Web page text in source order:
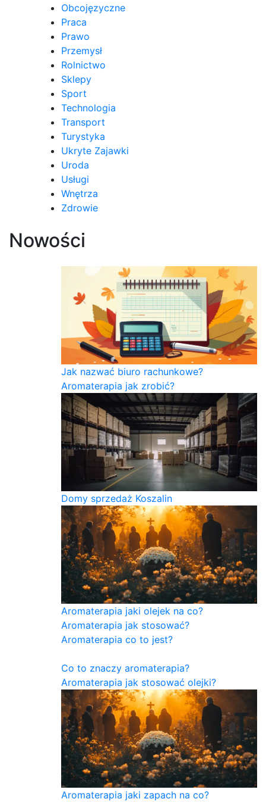
Obcojęzyczne
Praca
Prawo
Przemysł
Rolnictwo
Sklepy
Sport
Technologia
Transport
Turystyka
Ukryte Zajawki
Uroda
Usługi
Wnętrza
Zdrowie
Nowości
Jak nazwać biuro rachunkowe?
Aromaterapia jak zrobić?
Domy sprzedaż Koszalin
Aromaterapia jaki olejek na co?
Aromaterapia jak stosować?
Aromaterapia co to jest?
Co to znaczy aromaterapia?
Aromaterapia jak stosować olejki?
Aromaterapia jaki zapach na co?